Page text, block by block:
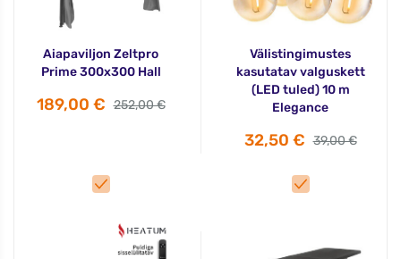
Aiapaviljon Zeltpro
Prime 300x300 Hall
189,00 € 252,00 €
Välistingimustes
kasutatav valguskett
(LED tuled) 10 m
Elegance
32,50 € 39,00 €